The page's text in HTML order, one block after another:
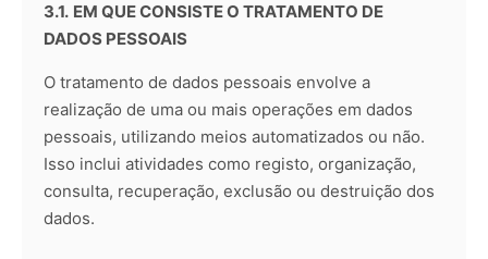
3.1. EM QUE CONSISTE O TRATAMENTO DE
DADOS PESSOAIS
O tratamento de dados pessoais envolve a
realização de uma ou mais operações em dados
pessoais, utilizando meios automatizados ou não.
Isso inclui atividades como registo, organização,
consulta, recuperação, exclusão ou destruição dos
dados.